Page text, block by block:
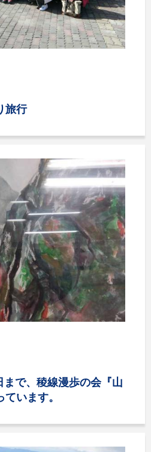
旅行
まで、稜線漫歩の会『山
います。